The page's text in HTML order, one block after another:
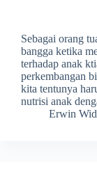
Sebagai orang
bangga ketika
terhadap anak
perkembangan
kita tentunya
nutrisi anak
Erwin